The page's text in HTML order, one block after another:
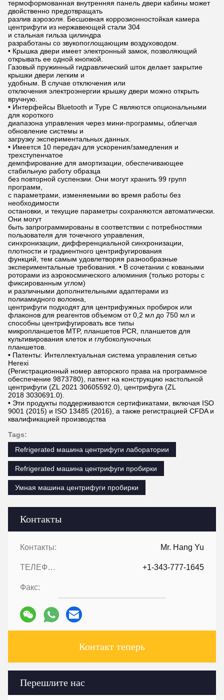
Контакты
Контакты: Mr. Hang Yu
ТЕЛЕФОН:: +1-343-777-1645
Факс:
Контакт теперь
Перешлите нас
термоформованная внутренняя панель двери кабины может
двойственно предотвращать
разлив аэрозоля. Бесшовная коррозионностойкая камера
центрифуги из нержавеющей стали 304
и стальная гильза цилиндра
разработаны со звукопоглощающим воздуховодом.
• Крышка двери имеет электронный замок, позволяющий
открывать ее одной кнопкой.
Газовый пружинный гидравлический шток делает закрытие
крышки двери легким и
удобным. В случае отключения или
отключения электроэнергии крышку двери можно открыть
вручную.
• Интерфейсы Bluetooth и Type C являются опциональными
для короткого
диапазона управления через мини-программы, облегчая
обновление системы и
загрузку экспериментальных данных.
• Имеется 10 передач для ускорения/замедления и
трехступенчатое
демпфирование для амортизации, обеспечивающее
стабильную работу образца
без повторной суспензии. Они могут хранить 99 групп
программ,
с параметрами, изменяемыми во время работы без
необходимости
остановки, и текущие параметры сохраняются автоматически.
Они могут
быть запрограммированы в соответствии с потребностями
пользователя для точечного управления,
синхронизации, дифференциальной синхронизации,
плотности и градиентного центрифугирования
функций, тем самым удовлетворяя разнообразные
экспериментальные требования. • В сочетании с коваными
роторами из аэрокосмического алюминия (только роторы с
фиксированным углом)
и различными дополнительными адаптерами из
полиамидного волокна,
центрифуги подходят для центрифужных пробирок или
флаконов для реагентов объемом от 0,2 мл до 750 мл и
способны центрифугировать все типы
микропланшетов MTP, планшетов PCR, планшетов для
культивирования клеток и глубоколуночных
планшетов.
• Патенты: Интеллектуальная система управления сетью
Herexi
(Регистрационный номер авторского права на программное
обеспечение 9873780), патент на конструкцию настольной
центрифуги (ZL 2021 30605592.0), центрифуга (ZL
2018 3030691.0).
• Эти продукты поддерживаются сертификатами, включая ISO
9001 (2015) и ISO 13485 (2016), а также регистрацией CFDA и
квалификацией производства
Tags:
Refrigerated машина центрифуги лаборатории
Refrigerated машина центрифуги пробирки
Умная машина центрифуги пробирки